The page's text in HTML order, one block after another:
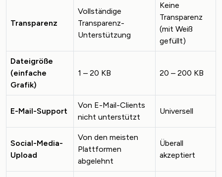
Transparenz
Vollständige
Transparenz-
Unterstützung
Keine
Transparenz
(mit Weiß
gefüllt)
Dateigröße
(einfache
Grafik)
1 – 20 KB 20 – 200 KB
E-Mail-Support
Von E-Mail-Clients
nicht unterstützt
Universell
Social-Media-
Upload
Von den meisten
Plattformen
abgelehnt
Überall
akzeptiert